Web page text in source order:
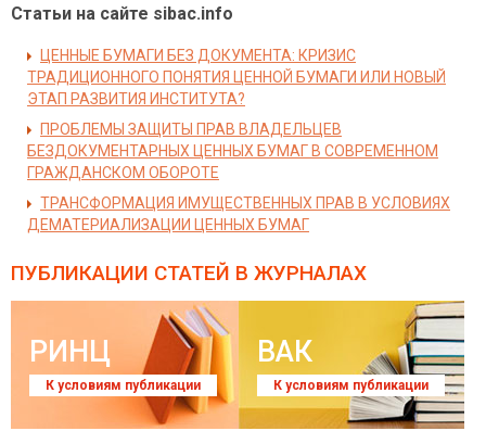
Статьи на сайте sibac.info
ЦЕННЫЕ БУМАГИ БЕЗ ДОКУМЕНТА: КРИЗИС
ТРАДИЦИОННОГО ПОНЯТИЯ ЦЕННОЙ БУМАГИ ИЛИ НОВЫЙ
ЭТАП РАЗВИТИЯ ИНСТИТУТА?
ПРОБЛЕМЫ ЗАЩИТЫ ПРАВ ВЛАДЕЛЬЦЕВ
БЕЗДОКУМЕНТАРНЫХ ЦЕННЫХ БУМАГ В СОВРЕМЕННОМ
ГРАЖДАНСКОМ ОБОРОТЕ
ТРАНСФОРМАЦИЯ ИМУЩЕСТВЕННЫХ ПРАВ В УСЛОВИЯХ
ДЕМАТЕРИАЛИЗАЦИИ ЦЕННЫХ БУМАГ
ПУБЛИКАЦИИ СТАТЕЙ В ЖУРНАЛАХ
РИНЦ
К условиям публикации
ВАК
К условиям публикации